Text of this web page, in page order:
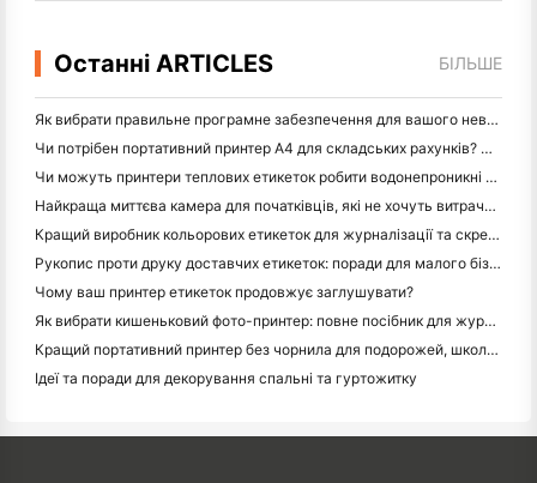
Останні ARTICLES БІЛЬШЕ
Як вибрати правильне програмне забезпечення для вашого невеликого або середнього ресторану
Чи потрібен портативний принтер A4 для складських рахунків? Що дійсно працює
Чи можуть принтери теплових етикеток робити водонепроникні етикетки для продуктів малого бізнесу?
Найкраща миттєва камера для початківців, які не хочуть витрачати папір
Кращий виробник кольорових етикеток для журналізації та скрепбукінгу: додайте більше кольору на кожну сторінку
Рукопис проти друку доставчих етикеток: поради для малого бізнесу в 2026 році
Чому ваш принтер етикеток продовжує заглушувати?
Як вибрати кишеньковий фото-принтер: повне посібник для журналістів, подорожей та користувачів iPhone
Кращий портативний принтер без чорнила для подорожей, школи та мобільної роботи: огляд Hanin MT620 Pro
Ідеї та поради для декорування спальні та гуртожитку